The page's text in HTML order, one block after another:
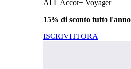
ALL Accor+ Voyager
15% di sconto tutto l'anno
ISCRIVITI ORA